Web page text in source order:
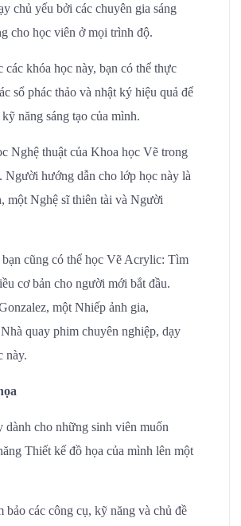
chủ yếu bởi các chuyên gia sáng
cho học viên ở mọi trình độ.
các khóa học này, bạn có thể thực
sổ phác thảo và nhật ký hiệu quả để
năng sáng tạo của mình.
Nghệ thuật của Khoa học Vẽ trong
Người hướng dẫn cho lớp học này là
một Nghệ sĩ thiên tài và Người
bạn cũng có thể học Vẽ Acrylic: Tìm
cơ bản cho người mới bắt đầu.
một Nhiếp ảnh gia,
quay phim chuyên nghiệp, dạy
này.
dành cho những sinh viên muốn
Thiết kế đồ họa của mình lên một
bảo các công cụ, kỹ năng và chủ đề